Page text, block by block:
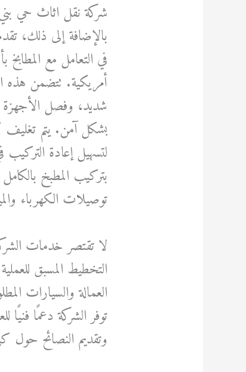
شركة نقل اثاث حي
بالإضافة إلى ذلك،
في التعامل مع
أمريكية. تتضمن هذه
شديد، وفصل الأجهزة
بشكل آمن. يتم تغليف
لتسهيل إعادة
بتركيب المطبخ
توصيلات الكهرباء
لا تقتصر خدمات
التخطيط المسبق
العمالة والسيارات
توفر الشركة دعمًا
وتقديم النصائح حول